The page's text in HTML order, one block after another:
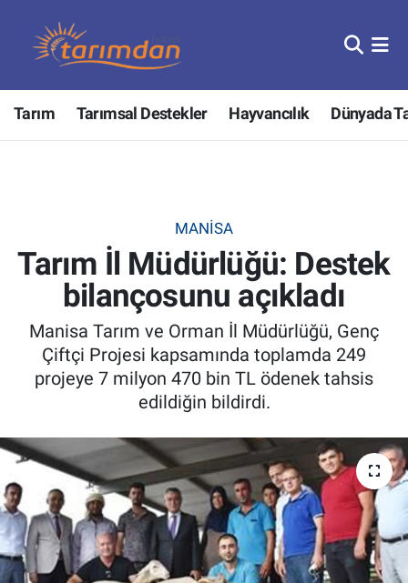
Tarım Tarımsal Destekler Hayvancılık Dünyada
MANISA
Tarım İl Müdürlüğü: Destek
bilançosunu açıkladı
Manisa Tarım ve Orman İl Müdürlüğü, Genç
Çiftçi Projesi kapsamında toplamda 249
projeye 7 milyon 470 bin TL ödenek tahsis
edildiğin bildirdi.
Tarım
Hayvancılık
Tarımsal Destekler
Tarım Bakanlığı
TZOB
Tarım Kredi Kooperatifleri
Pankobirlik
Et fiyatları
Tarım Bilgisi
Yetiştirici Soruyor
Nöbetçi Eczaneler
Hava Durumu
Tüm Manşetler
Son Dakika Haberleri
Haber Arşivi